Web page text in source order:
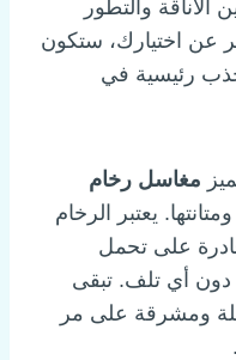
والتطور
عن اختيارك، ستكون
رئيسية في
مغاسل رخام
يعتبر الرخام
على تحمل
دون أي تلف. تبقى
ومشرقة على مر